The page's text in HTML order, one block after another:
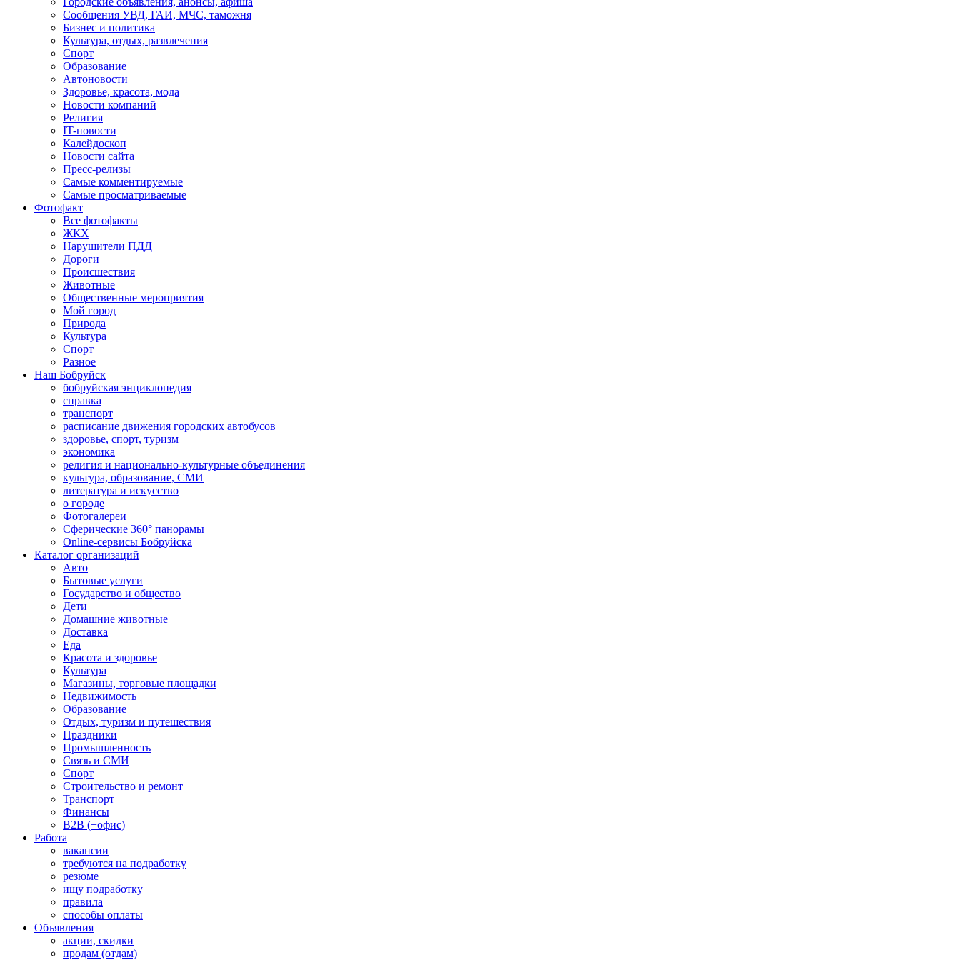
Сообщения УВД, ГАИ, МЧС, таможня
Бизнес и политика
Культура, отдых, развлечения
Спорт
Образование
Автоновости
Здоровье, красота, мода
Новости компаний
Религия
IT-новости
Калейдоскоп
Новости сайта
Пресс-релизы
Самые комментируемые
Самые просматриваемые
Фотофакт
Все фотофакты
ЖКХ
Нарушители ПДД
Дороги
Происшествия
Животные
Общественные мероприятия
Мой город
Природа
Культура
Спорт
Разное
Наш Бобруйск
бобруйская энциклопедия
справка
транспорт
расписание движения городских автобусов
здоровье, спорт, туризм
экономика
религия и национально-культурные объединения
культура, образование, СМИ
литература и искусство
о городе
Фотогалереи
Сферические 360° панорамы
Online-сервисы Бобруйска
Каталог организаций
Авто
Бытовые услуги
Государство и общество
Дети
Домашние животные
Доставка
Еда
Красота и здоровье
Культура
Магазины, торговые площадки
Недвижимость
Образование
Отдых, туризм и путешествия
Праздники
Промышленность
Связь и СМИ
Спорт
Строительство и ремонт
Транспорт
Финансы
B2B (+офис)
Работа
вакансии
требуются на подработку
резюме
ищу подработку
правила
способы оплаты
Объявления
акции, скидки
продам (отдам)